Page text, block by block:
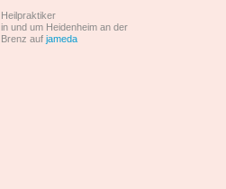
Heilpraktiker
in und um Heidenheim an der
Brenz auf jameda